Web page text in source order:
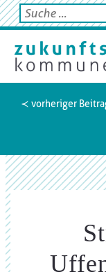
≺ vorheriger